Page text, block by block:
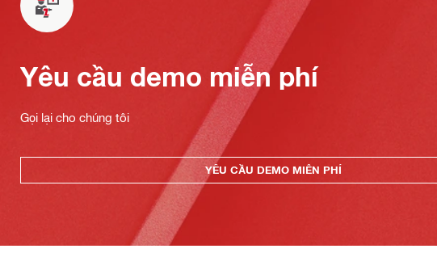
Yêu cầu demo miễn phí
Gọi lại cho chúng tôi
YÊU CẦU DEMO MIỄN PHÍ